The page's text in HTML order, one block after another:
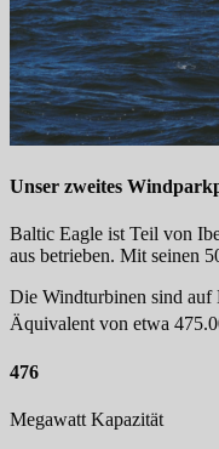
Unser zweites
Baltic Eagle ist Teil von
aus betrieben. Mit seinen
Die Windturbinen sind auf
Äquivalent von etwa
476
Megawatt Kapazität